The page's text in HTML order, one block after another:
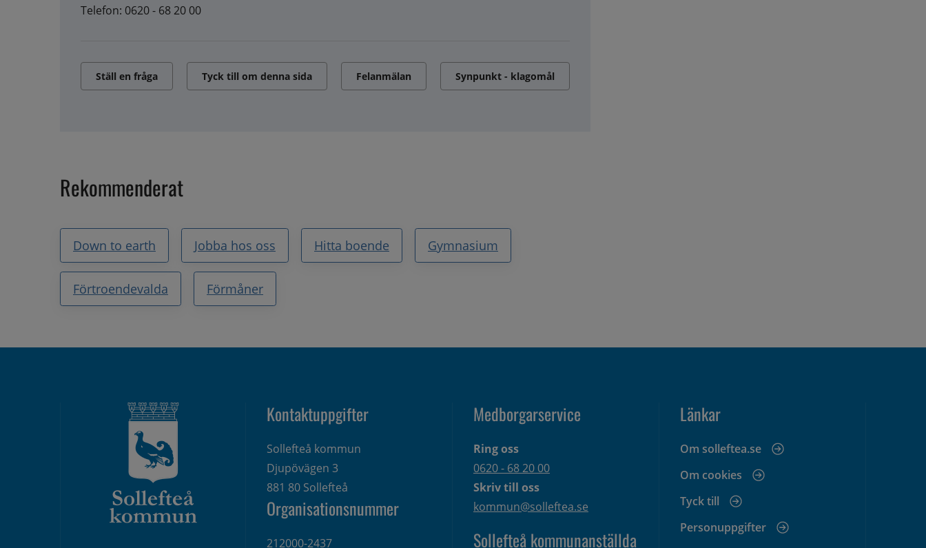
Telefon: 0620 - 68 20 00
Ställ en fråga Tyck till om denna sida Felanmälan Synpunkt - klagomål
Rekommenderat
Down to earth Jobba hos oss Hitta boende Gymnasium
Förtroendevalda Förmåner
Kontaktuppgifter
Sollefteå kommun
Djupövägen 3
881 80 Sollefteå
Organisationsnummer
212000-2437
Medborgarservice
Ring oss
0620 - 68 20 00
Skriv till oss
kommun@solleftea.se
Sollefteå kommunanställda
Länkar
Om solleftea.se
Om cookies
Tyck till
Personuppgifter